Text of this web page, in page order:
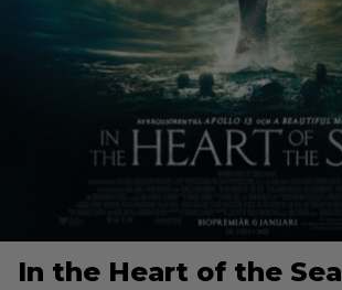
In the Heart of the Sea